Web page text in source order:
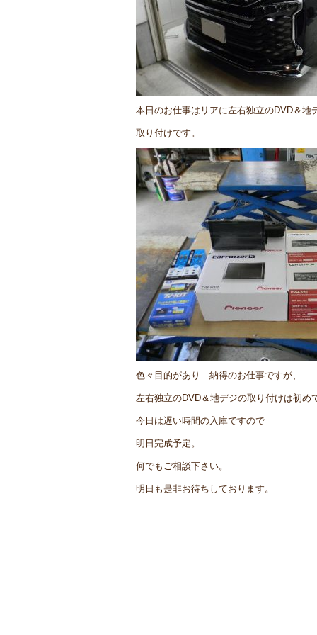
本日のお仕事はリアに左右独立のDVD＆地
取り付けです。
色々目的があり 納得のお仕事ですが、
左右独立のDVD＆地デジの取り付けは初め
今日は遅い時間の入庫ですので
明日完成予定。
何でもご相談下さい。
明日も是非お待ちしております。